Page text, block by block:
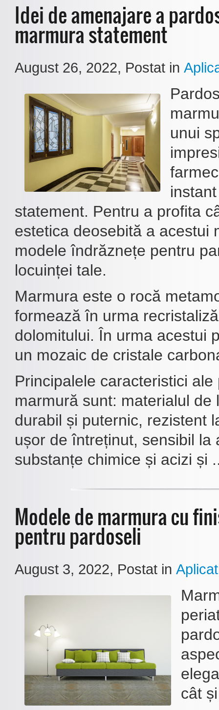
Idei de amenajare a
marmura statement
August 26, 2022, Postat in
unui
statement. Pentru a profita
estetica deosebită a acestui
modele îndrăznețe pentru
locuinței tale.
Marmura este o rocă
formează în urma
dolomitului. În urma acestui
un mozaic de cristale
Principalele caracteristici ale
marmură sunt: materialul de
durabil și puternic, rezistent
ușor de întreținut, sensibil la
substanțe chimice și acizi și
Modele de marmura cu
pentru pardoseli
August 3, 2022, Postat in
cât